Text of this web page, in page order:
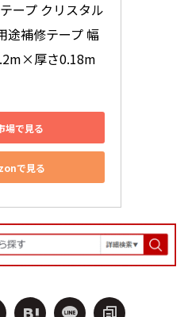
ープ クリスタル
途補修テープ 幅
厚さ0.18m
場で見る
で見る